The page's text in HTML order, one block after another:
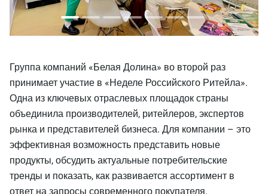
Группа компаний «Белая Долина» во второй раз
принимает участие в «Неделе Российского Ритейла».
Одна из ключевых отраслевых площадок страны
объединила производителей, ритейлеров, экспертов
рынка и представителей бизнеса. Для компании – это
эффективная возможность представить новые
продукты, обсудить актуальные потребительские
тренды и показать, как развивается ассортимент в
ответ на запросы современного покупателя.